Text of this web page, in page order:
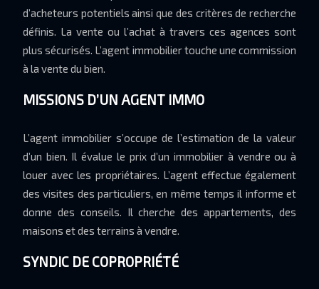
d’acheteurs potentiels ainsi que des critères de recherche
définis. La vente ou l’achat à travers ces agences sont
plus sécurisés. L’agent immobilier touche une commission
à la vente du bien.
MISSIONS D’UN AGENT IMMO
L’agent immobilier s’occupe de l’estimation de la valeur
d’un bien. Il évalue le prix d’un immobilier à vendre ou à
louer avec les propriétaires. L’agent effectue également
des visites des particuliers, en même temps il informe et
donne des conseils. Il cherche des appartements, des
maisons et des terrains à vendre.
SYNDIC DE COPROPRIÉTÉ